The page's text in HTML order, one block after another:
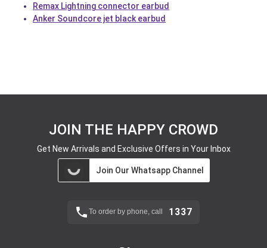
Remax Lightning connector earbud
Anker Soundcore jet black earbud
JOIN THE HAPPY CROWD
Get New Arrivals and Exclusive Offers in Your Inbox
Join Our Whatsapp Channel
To order by phone, call 1337